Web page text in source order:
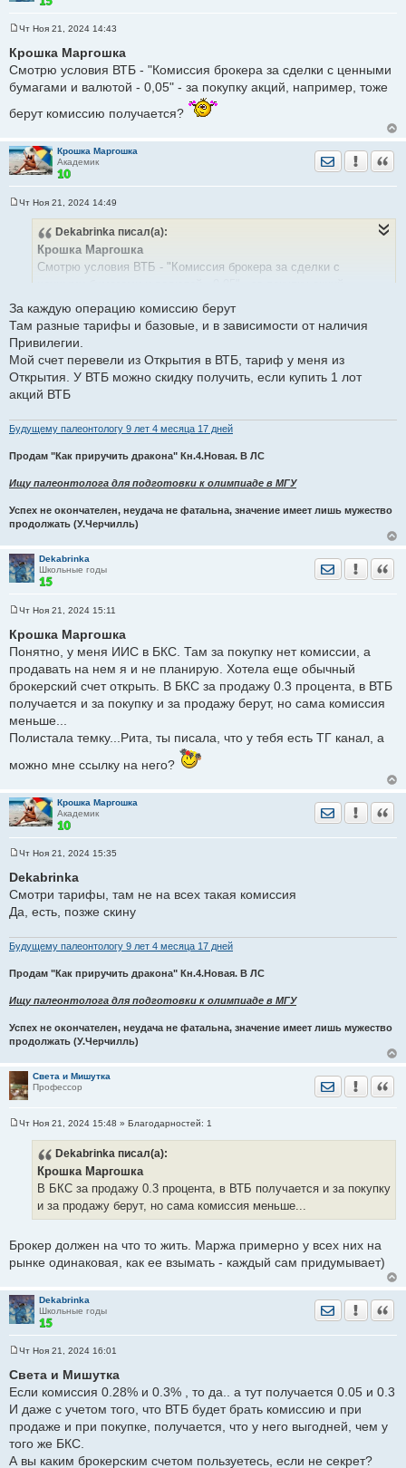
о
б
е
и
Чт Ноя 21, 2024 14:43
Крошка Маргошка
Смотрю условия ВТБ - "Комиссия брокера за сделки с ценными
бумагами и валютой - 0,05" - за покупку акций, например, тоже
берут комиссию получается?
Крошка Маргошка
Академик
Отправить
Чт Ноя 21, 2024 14:49
Dekabrinka писал(а):
Крошка Маргошка
Смотрю условия ВТБ - "Комиссия брокера за сделки с
например, тоже берут комиссию получается?
За каждую операцию комиссию берут
Там разные тарифы и базовые, и в зависимости от наличия
Привилегии.
Мой счет перевели из Открытия в ВТБ, тариф у меня из
Открытия. У ВТБ можно скидку получить, если купить 1 лот
акций ВТБ
Будущему палеонтологу 9 лет 4 месяца 17 дней
Продам "Как приручить дракона" Кн.4.Новая. В ЛС
Ищу палеонтолога для подготовки к олимпиаде в МГУ
Успех не окончателен, неудача не фатальна, значение имеет лишь мужество
продолжать (У.Черчилль)
Dekabrinka
Школьные годы
Отправить
о
б
е
н
е
Чт Ноя 21, 2024 15:11
Крошка Маргошка
Понятно, у меня ИИС в БКС. Там за покупку нет комиссии, а
продавать на нем я и не планирую. Хотела еще обычный
брокерский счет открыть. В БКС за продажу 0.3 процента, в ВТБ
получается и за покупку и за продажу берут, но сама комиссия
меньше...
Полистала темку...Рита, ты писала, что у тебя есть ТГ канал, а
можно мне ссылку на него?
Крошка Маргошка
Академик
Отправить
о
б
е
и
е
Чт Ноя 21, 2024 15:35
Dekabrinka
Смотри тарифы, там не на всех такая комиссия
Да, есть, позже скину
Будущему палеонтологу 9 лет 4 месяца 17 дней
Продам "Как приручить дракона" Кн.4.Новая. В ЛС
Ищу палеонтолога для подготовки к олимпиаде в МГУ
Успех не окончателен, неудача не фатальна, значение имеет лишь мужество
продолжать (У.Черчилль)
Света и Мишутка
Профессор
Отправить
Чт Ноя 21, 2024 15:48 » Благодарностей: 1
Dekabrinka писал(а):
Крошка Маргошка
В БКС за продажу 0.3 процента, в ВТБ получается и за покупку
и за продажу берут, но сама комиссия меньше...
Брокер должен на что то жить. Маржа примерно у всех них на
рынке одинаковая, как ее взымать - каждый сам придумывает)
Dekabrinka
Школьные годы
Отправить
о
б
е
н
е
Чт Ноя 21, 2024 16:01
Света и Мишутка
Если комиссия 0.28% и 0.3% , то да.. а тут получается 0.05 и 0.3
И даже с учетом того, что ВТБ будет брать комиссию и при
продаже и при покупке, получается, что у него выгодней, чем у
того же БКС.
А вы каким брокерским счетом пользуетесь, если не секрет?